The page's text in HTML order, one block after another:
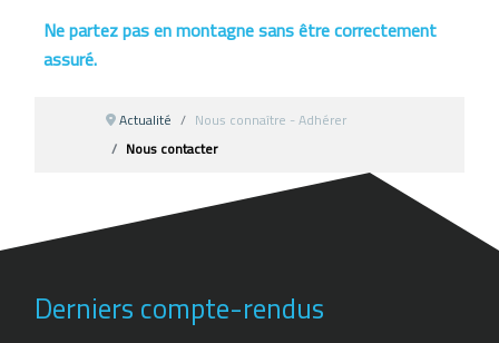
Ne partez pas en montagne sans être correctement
assuré.
Actualité
Nous connaître - Adhérer
Nous contacter
Derniers compte-rendus